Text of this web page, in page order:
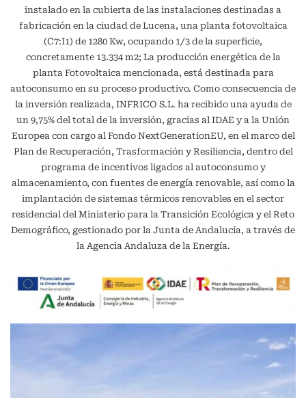
instalado en la cubierta de las instalaciones destinadas a
fabricación en la ciudad de Lucena, una planta fotovoltaica
(C7:I1) de 1280 Kw, ocupando 1/3 de la superficie,
concretamente 13.334 m2; La producción energética de la
planta Fotovoltaica mencionada, está destinada para
autoconsumo en su proceso productivo. Como consecuencia de
la inversión realizada, INFRICO S.L. ha recibido una ayuda de
un 9,75% del total de la inversión, gracias al IDAE y a la Unión
Europea con cargo al Fondo NextGenerationEU, en el marco del
Plan de Recuperación, Trasformación y Resiliencia, dentro del
programa de incentivos ligados al autoconsumo y
almacenamiento, con fuentes de energía renovable, así como la
implantación de sistemas térmicos renovables en el sector
residencial del Ministerio para la Transición Ecológica y el Reto
Demográfico, gestionado por la Junta de Andalucía, a través de
la Agencia Andaluza de la Energía.